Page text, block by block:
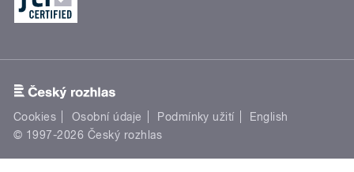
Cookies Osobní údaje Podmínky užití
English
© 1997-2026 Český rozhlas